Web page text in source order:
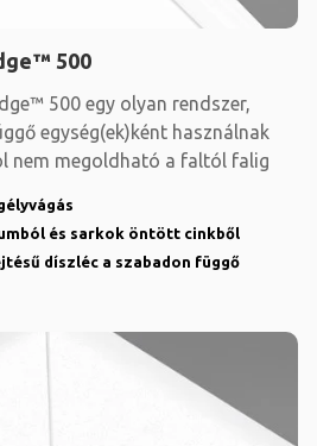
500
500 egy olyan rendszer,
egység(ek)ként használnak
nem megoldható a faltól falig
és sarkok öntött cinkből
díszléc a szabadon függő